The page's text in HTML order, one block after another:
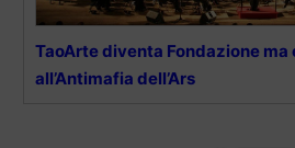
TaoArte diventa Fondazione ma
all’Antimafia dell’Ars